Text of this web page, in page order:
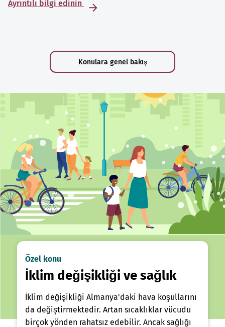
Ayrıntılı bilgi edinin
Konulara genel bakış
Özel konu
İklim değişikliği ve sağlık
İklim değişikliği Almanya'daki hava koşullarını
da değiştirmektedir. Artan sıcaklıklar vücudu
birçok yönden rahatsız edebilir. Ancak sağlığı